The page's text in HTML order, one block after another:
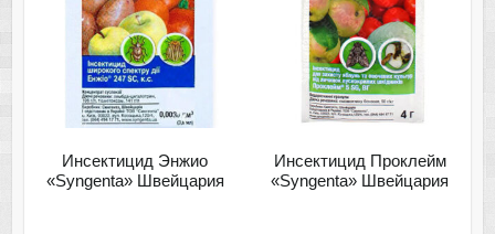
Инсектицид Энжио
«Syngenta» Швейцария
Инсектицид Проклейм
«Syngenta» Швейцария